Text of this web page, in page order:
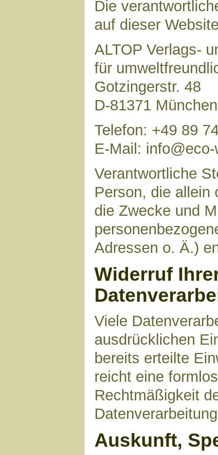
Die
auf dieser
ALTOP Verlags-
für
Gotzingerstr. 48
D-81371 München
Telefon: +49 89
E-Mail:
Verantwortliche
Person, die allein
die Zwecke und
Adressen o. Ä.)
Widerruf
Viele
ausdrücklichen
bereits erteilte
reicht eine
Rechtmäßigkeit
Auskunft,